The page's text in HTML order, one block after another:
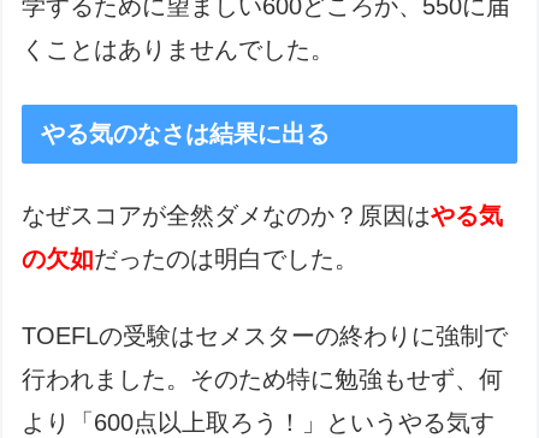
学するために望ましい600どころか、550に届
くことはありませんでした。
やる気のなさは結果に出る
なぜスコアが全然ダメなのか？原因はやる気
の欠如だったのは明白でした。
TOEFLの受験はセメスターの終わりに強制で
行われました。そのため特に勉強もせず、何
より「600点以上取ろう！」というやる気す